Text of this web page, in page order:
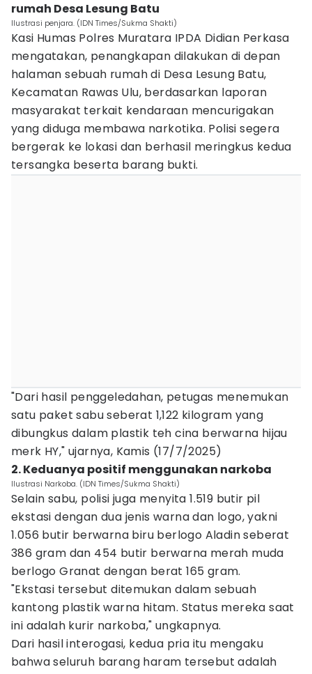
rumah Desa Lesung Batu
Ilustrasi penjara. (IDN Times/Sukma Shakti)
Kasi Humas Polres Muratara IPDA Didian Perkasa
mengatakan, penangkapan dilakukan di depan
halaman sebuah rumah di Desa Lesung Batu,
Kecamatan Rawas Ulu, berdasarkan laporan
masyarakat terkait kendaraan mencurigakan
yang diduga membawa narkotika. Polisi segera
bergerak ke lokasi dan berhasil meringkus kedua
tersangka beserta barang bukti.
"Dari hasil penggeledahan, petugas menemukan
satu paket sabu seberat 1,122 kilogram yang
dibungkus dalam plastik teh cina berwarna hijau
merk HY," ujarnya, Kamis (17/7/2025)
2. Keduanya positif menggunakan narkoba
Ilustrasi Narkoba. (IDN Times/Sukma Shakti)
Selain sabu, polisi juga menyita 1.519 butir pil
ekstasi dengan dua jenis warna dan logo, yakni
1.056 butir berwarna biru berlogo Aladin seberat
386 gram dan 454 butir berwarna merah muda
berlogo Granat dengan berat 165 gram.
"Ekstasi tersebut ditemukan dalam sebuah
kantong plastik warna hitam. Status mereka saat
ini adalah kurir narkoba," ungkapnya.
Dari hasil interogasi, kedua pria itu mengaku
bahwa seluruh barang haram tersebut adalah